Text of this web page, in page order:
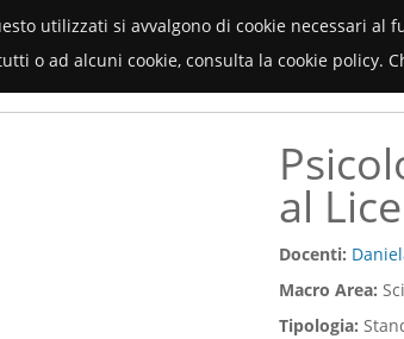
utilizzati si avvalgono di cookie necessari
o ad alcuni cookie, consulta la cookie policy.
Orientamento
Faq
al
Docenti:
Macro Area:
Tipologia: